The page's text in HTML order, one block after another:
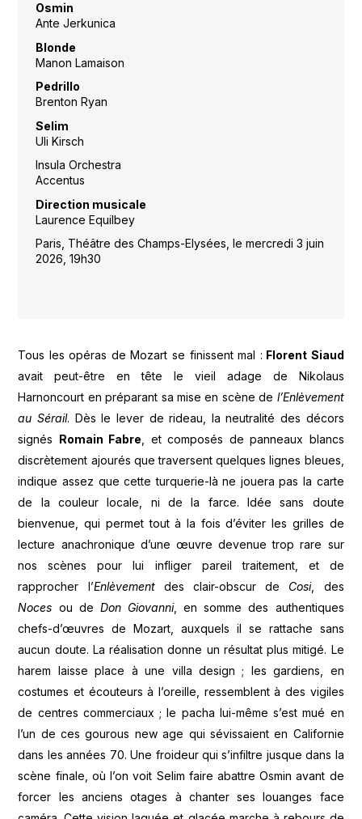
Osmin
Ante Jerkunica
Blonde
Manon Lamaison
Pedrillo
Brenton Ryan
Selim
Uli Kirsch
Insula Orchestra
Accentus
Direction musicale
Laurence Equilbey
Paris, Théâtre des Champs-Elysées, le mercredi 3 juin
2026, 19h30
Tous les opéras de Mozart se finissent mal : Florent Siaud
avait peut-être en tête le vieil adage de Nikolaus
Harnoncourt en préparant sa mise en scène de l’Enlèvement
au Sérail. Dès le lever de rideau, la neutralité des décors
signés
Romain Fabre, et composés de panneaux blancs
discrètement ajourés que traversent quelques lignes bleues,
indique assez que cette turquerie-là ne jouera pas la carte
de la couleur locale, ni de la farce. Idée sans doute
bienvenue, qui permet tout à la fois d’éviter les grilles de
lecture anachronique d’une œuvre devenue trop rare sur
nos scènes pour lui infliger pareil traitement, et de
rapprocher l’Enlèvementdes clair-obscur de Cosi, des
Noces ou de Don Giovanni, en somme des authentiques
chefs-d’œuvres de Mozart, auxquels il se rattache sans
aucun doute. La réalisation donne un résultat plus mitigé. Le
harem laisse place à une villa design ; les gardiens, en
costumes et écouteurs à l’oreille, ressemblent à des vigiles
de centres commerciaux ; le pacha lui-même s’est mué en
l’un de ces gourous new age qui sévissaient en Californie
dans les années 70. Une froideur qui s’infiltre jusque dans la
scène finale, où l’on voit Selim faire abattre Osmin avant de
forcer les anciens otages à chanter ses louanges face